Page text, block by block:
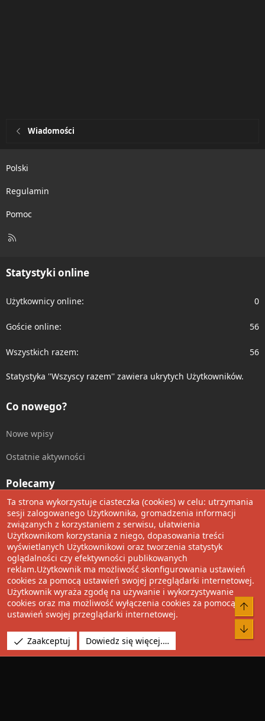
Wiadomości
Polski
Regulamin
Pomoc
R
Statystyki online
Użytkownicy online 0
Goście online 56
Wszystkich razem 56
Statystyka ''Wszyscy razem'' zawiera ukrytych Użytkowników.
Co nowego?
Nowe wpisy
Ostatnie aktywności
Polecamy
Wolnościowe cytaty
Udostępnij
Facebook
TwitterRedditPinterest
TumblrWhatsApp
Umieść Link
Community platform by XenForo® © 2010-2022 XenForo Ltd.
Pixel Exit
Tłumaczenie wykonane przezXboxForum.pl
Media embeds
via s9e/MediaSites
Ta strona wykorzystuje ciasteczka (cookies) w celu: utrzymania
sesji zalogowanego Użytkownika, gromadzenia informacji
związanych z korzystaniem z serwisu, ułatwienia
Użytkownikom korzystania z niego, dopasowania treści
wyświetlanych Użytkownikowi oraz tworzenia statystyk
oglądalności czy efektywności publikowanych
reklam.Użytkownik ma możliwość skonfigurowania ustawień
cookies za pomocą ustawień swojej przeglądarki internetowej.
Użytkownik wyraża zgodę na używanie i wykorzystywanie
cookies oraz ma możliwość wyłączenia cookies za pomocą
ustawień swojej przeglądarki internetowej.
Zaakceptuj Dowiedz się więcej.…
Do